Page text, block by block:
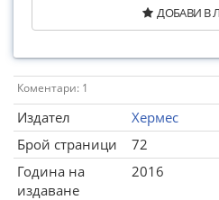
ДОБАВИ В
Коментари: 1
Издател
Хермес
Брой страници
72
Година на
издаване
2016